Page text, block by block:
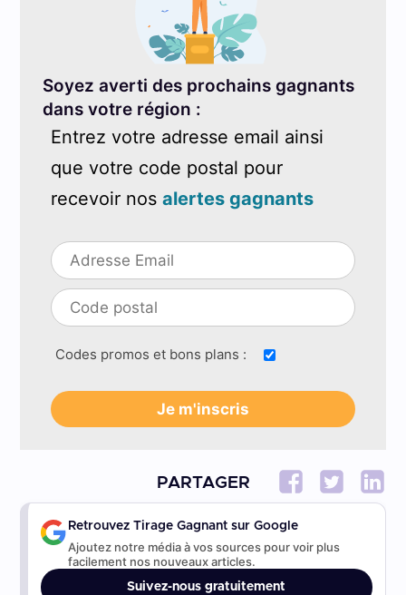
Soyez averti des prochains gagnants
dans votre région :
Entrez votre adresse email ainsi
que votre code postal pour
recevoir nos alertes gagnants
Codes promos et bons plans :
PARTAGER
Retrouvez Tirage Gagnant sur Google
Ajoutez notre média à vos sources pour voir plus
facilement nos nouveaux articles.
Suivez-nous gratuitement